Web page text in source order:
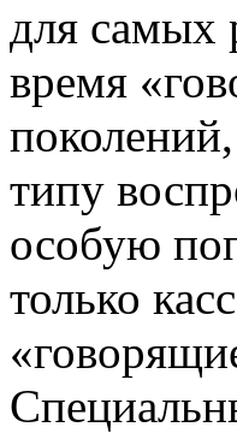
для самых
время
типу
особую
только